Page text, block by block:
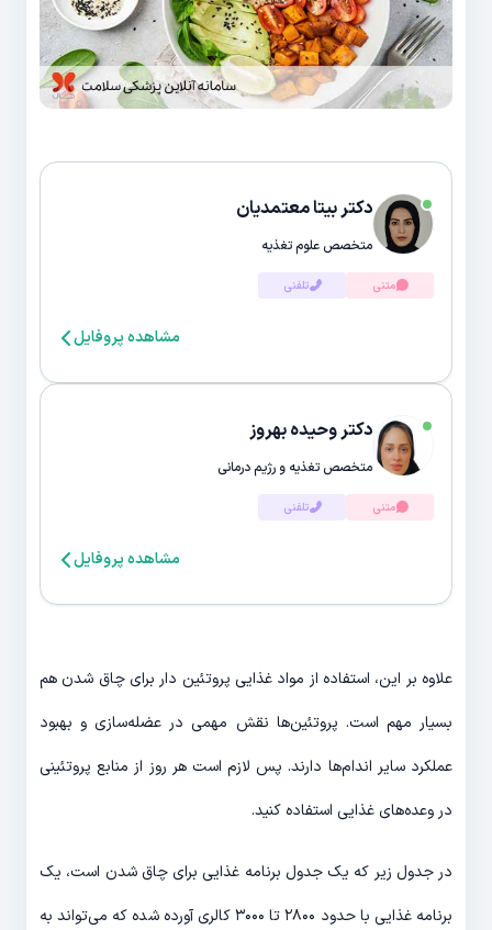
دکتر بیتا معتمدیان
متخصص علوم تغذیه
متنی تلفنی
مشاهده پروفایل
دکتر وحیده بهروز
متخصص تغذیه و رژیم درمانی
متنی تلفنی
مشاهده پروفایل
علاوه بر این، استفاده از مواد غذایی پروتئین دار برای چاق شدن هم
بسیار مهم است. پروتئین‌ها نقش مهمی در عضله‌سازی و بهبود
عملکرد سایر اندام‌ها دارند. پس لازم است هر روز از منابع پروتئینی
در وعده‌های غذایی استفاده کنید.
در جدول زیر که یک جدول برنامه غذایی برای چاق شدن است، یک
برنامه غذایی با حدود ۲۸۰۰ تا ۳۰۰۰ کالری آورده شده که می‌تواند به